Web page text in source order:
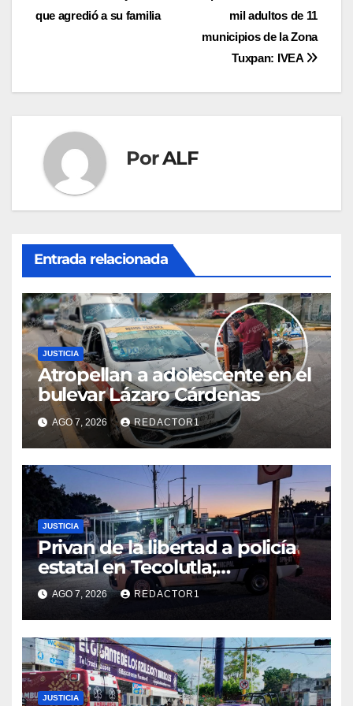
de
mil adultos de 11
municipios de la Zona
Tuxpan: IVEA
que agredió a su familia
PorALF
Entrada relacionada
JUSTICIA
Atropellan a adolescente en el
bulevar Lázaro Cárdenas
AGO 7, 2026 REDACTOR1
JUSTICIA
Privan de la libertad a policía
estatal en Tecolutla;
despliegan operativo para
localizarlo
AGO 7, 2026 REDACTOR1
JUSTICIA